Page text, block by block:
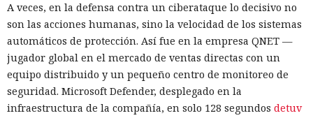
A veces, en la defensa contra un ciberataque lo decisivo no
son las acciones humanas, sino la velocidad de los sistemas
automáticos de protección. Así fue en la empresa QNET —
jugador global en el mercado de ventas directas con un
equipo distribuido y un pequeño centro de monitoreo de
seguridad. Microsoft Defender, desplegado en la
infraestructura de la compañía, en solo 128 segundos detuv